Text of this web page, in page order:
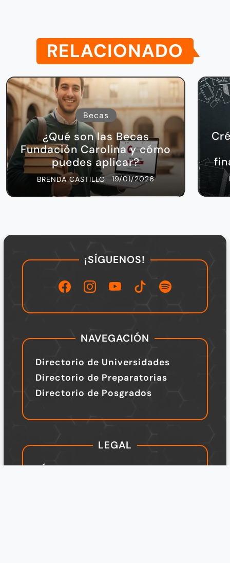
RELACIONADO
Becas
¿Qué son las Becas
Fundación Carolina y cómo
puedes aplicar?
¡SÍGUENOS!
NAVEGACIÓN
Directorio de Universidades
Directorio de Preparatorias
Directorio de Posgrados
LEGAL